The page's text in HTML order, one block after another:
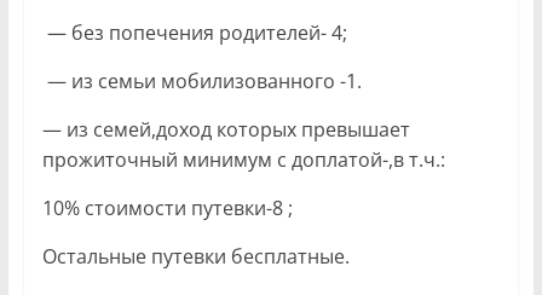
— без попечения родителей- 4;
— из семьи мобилизованного -1.
— из семей,доход которых превышает
прожиточный минимум с доплатой-,в т.ч.:
10% стоимости путевки-8 ;
Остальные путевки бесплатные.